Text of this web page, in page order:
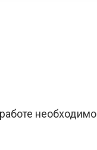
необходимо